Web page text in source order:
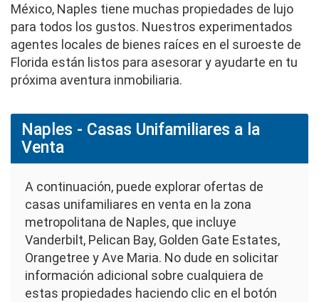
México, Naples tiene muchas propiedades de lujo
para todos los gustos. Nuestros experimentados
agentes locales de bienes raíces en el suroeste de
Florida están listos para asesorar y ayudarte en tu
próxima aventura inmobiliaria.
Naples - Casas Unifamiliares a la
Venta
A continuación, puede explorar ofertas de
casas unifamiliares en venta en la zona
metropolitana de Naples, que incluye
Vanderbilt, Pelican Bay, Golden Gate Estates,
Orangetree y Ave Maria. No dude en solicitar
información adicional sobre cualquiera de
estas propiedades haciendo clic en el botón